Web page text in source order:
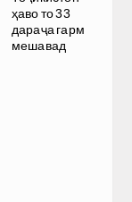
ҳаво то 33
дараҷа гарм
мешавад